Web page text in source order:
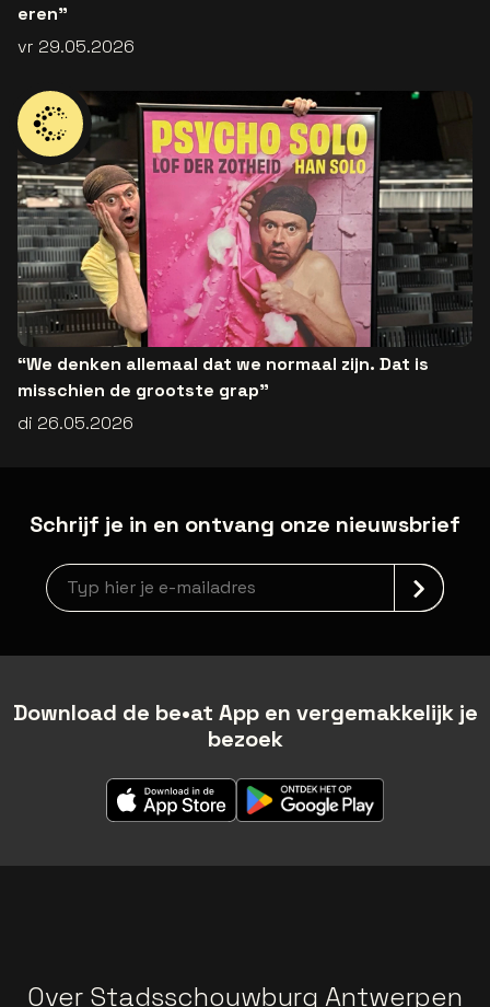
eren”
vr 29.05.2026
“We denken allemaal dat we normaal zijn. Dat is
misschien de grootste grap”
di 26.05.2026
Schrijf je in en ontvang onze nieuwsbrief
Nieuwsbrief aanmelding
Download de be•at App en vergemakkelijk je
bezoek
Over Stadsschouwburg Antwerpen